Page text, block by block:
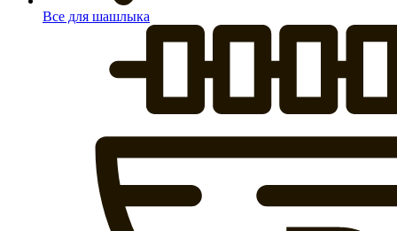
Все для шашлыка